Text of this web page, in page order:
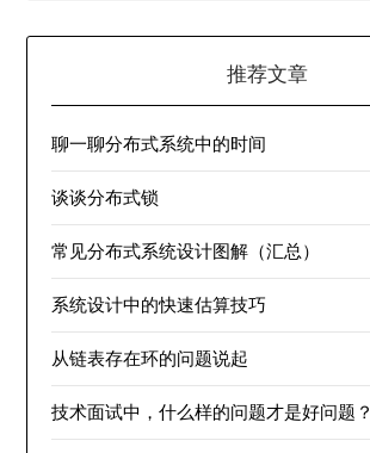
推荐文章
聊一聊分布式系统中的时间
谈谈分布式锁
常见分布式系统设计图解（汇总）
系统设计中的快速估算技巧
从链表存在环的问题说起
技术面试中，什么样的问题才是好问题？